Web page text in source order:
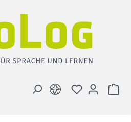
DU HAST 0